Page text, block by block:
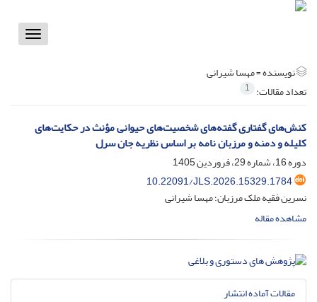
Toggle
نویسنده =مهسا شیرانی
تعداد مقالات: 1
کنش‌های گفتاری گفته‌های شخصیت‌های حیوانی مؤنث در حکایت‌های
کلیله و دمنه و مرزبان نامه بر اساس نظریه جان سرل
دوره 16، شماره 29، فروردین 1405
10.22091/JLS.2026.15329.1784
نسرین فقیه ملک مرزبان؛ مهسا شیرانی
مشاهده مقاله
مقالات آماده انتشار